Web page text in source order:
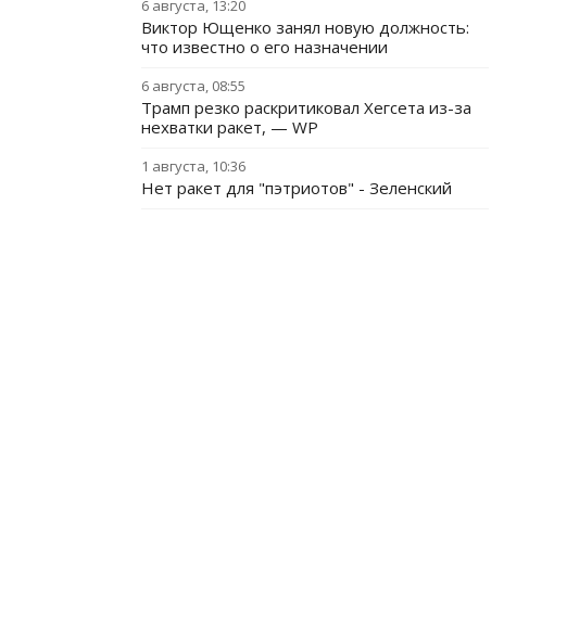
6 августа, 13:20
Виктор Ющенко занял новую должность:
что известно о его назначении
6 августа, 08:55
Трамп резко раскритиковал Хегсета из-за
нехватки ракет, — WP
1 августа, 10:36
Нет ракет для "пэтриотов" - Зеленский